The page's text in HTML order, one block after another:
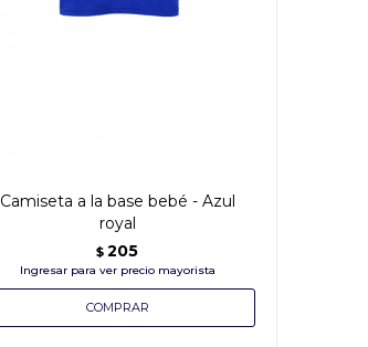
Camiseta a la base bebé - Azul
royal
$ 205